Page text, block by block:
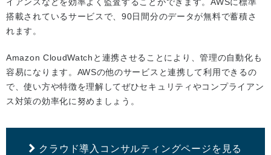
搭載されているサービスで、90日間分のデータが無料で蓄積さ
れます。
Amazon CloudWatchと連携させることにより、管理の自動化も
容易になります。AWSの他のサービスと連携して利用できるの
で、使い方や特徴を理解してぜひセキュリティやコンプライアン
ス対策の効率化に努めましょう。
クラウド導入コンサルティングページを見る